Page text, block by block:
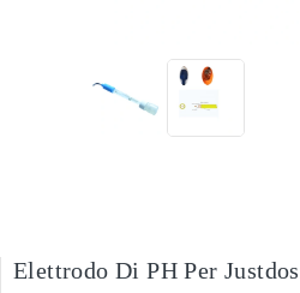
Elettrodo Di PH Per